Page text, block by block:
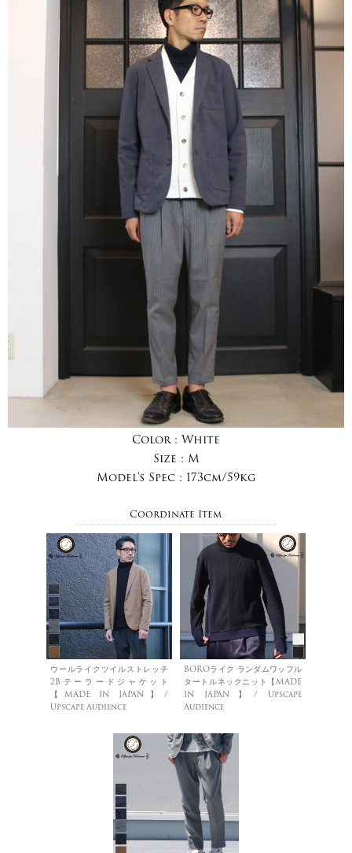
Color : White
Size : M
Model's Spec : 173cm/59kg
Coordinate Item
ウールライクツイルストレッチ
2Bテーラードジャケット
【MADE IN JAPAN】/
Upscape Audience
BOROライク ランダムワッフル
タートルネックニット【MADE
IN JAPAN】/ Upscape
Audience